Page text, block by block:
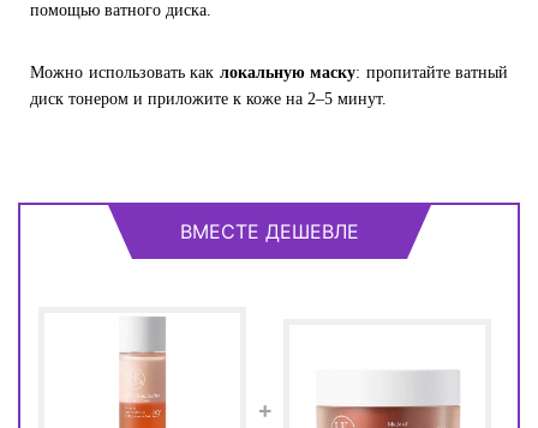
помощью ватного диска.
Можно использовать как локальную маску: пропитайте ватный
диск тонером и приложите к коже на 2–5 минут.
ВМЕСТЕ ДЕШЕВЛЕ
+